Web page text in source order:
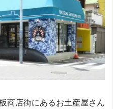
商店街にあるお土産屋さん